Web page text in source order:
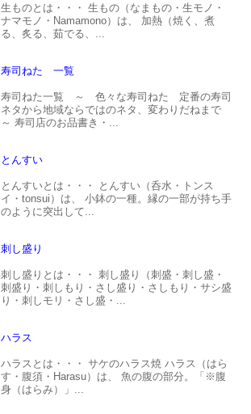
生ものとは・・・ 生もの（なまもの・生モノ・
ナマモノ・Namamono）は、 加熱（焼く、煮
る、炙る、茹でる、...
寿司ねた 一覧
寿司ねた一覧 ～ 色々な寿司ねた 定番の寿司
ネタから地域ならではのネタ、変わりだねまで
～ 寿司店のお品書き・...
とんすい
とんすいとは・・・ とんすい（呑水・トンス
イ・tonsui）は、 小鉢の一種。縁の一部が持ち手
のように突出して...
刺し盛り
刺し盛りとは・・・ 刺し盛り（刺盛・刺し盛・
刺盛り・刺しもり・さし盛り・さしもり・サシ盛
り・刺しモリ・さし盛・...
ハラス
ハラスとは・・・ サケのハラス焼 ハラス（はら
す・腹須・Harasu）は、 魚の腹の部分。「※腹
身（はらみ）」...